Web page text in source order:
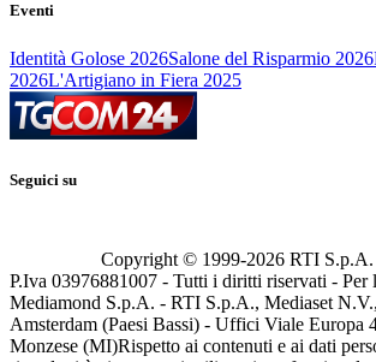
Eventi
Identità Golose 2026Salone del Risparmio 2026
2026L'Artigiano in Fiera 2025
Seguici su
Copyright © 1999-2026 RTI
P.Iva 03976881007 - Tutti i diritti riservati - Per
Mediamond S.p.A. - RTI S.p.A., Mediaset
Amsterdam (Paesi Bassi) - Uffici Viale Europa
Monzese (MI)Rispetto ai contenuti e ai dati